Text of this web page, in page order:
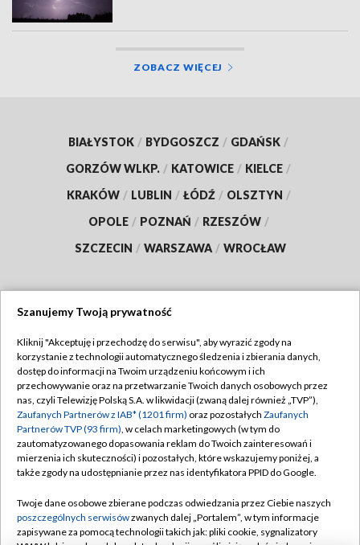
ZOBACZ WIĘCEJ
BIAŁYSTOK / BYDGOSZCZ / GDAŃSK /
GORZÓW WLKP. / KATOWICE / KIELCE /
KRAKÓW / LUBLIN / ŁÓDŹ / OLSZTYN /
OPOLE / POZNAŃ / RZESZÓW /
SZCZECIN / WARSZAWA / WROCŁAW
TVP
Abonament TVP
Emisja w TVP
Centrum informacji TVP
Naziemna Telewizja Cyfrowa
Rada Programowa
System NOS
Regulamin TVP
Polityka prywatności
Moje zgody
Pomoc
Kontakt
Szanujemy Twoją prywatność
Kliknij "Akceptuję i przechodzę do serwisu", aby wyrazić zgody na
korzystanie z technologii automatycznego śledzenia i zbierania danych,
dostęp do informacji na Twoim urządzeniu końcowym i ich
przechowywanie oraz na przetwarzanie Twoich danych osobowych przez
nas, czyli Telewizję Polską S.A. w likwidacji (zwaną dalej również „TVP”),
Zaufanych Partnerów z IAB* (1201 firm) oraz pozostałych Zaufanych
Partnerów TVP (93 firm), w celach marketingowych (w tym do
zautomatyzowanego dopasowania reklam do Twoich zainteresowań i
mierzenia ich skuteczności) i pozostałych, które wskazujemy poniżej, a
także zgody na udostępnianie przez nas identyfikatora PPID do Google.
Twoje dane osobowe zbierane podczas odwiedzania przez Ciebie naszych
poszczególnych serwisówzwanych dalej „Portalem”, w tym informacje
zapisywane za pomocą technologii takich jak: pliki cookie, sygnalizatory